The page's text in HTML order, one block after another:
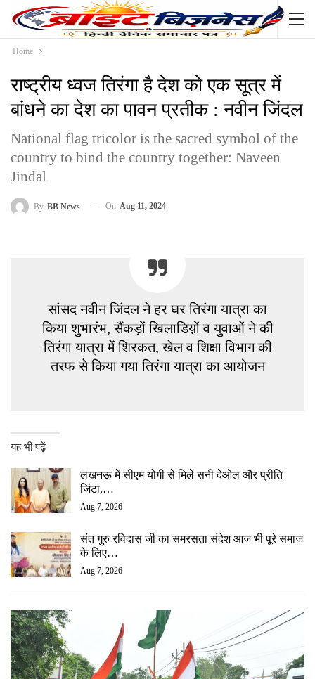
Home
राष्ट्रीय ध्वज तिरंगा है देश को एक सूत्र में
बांधने का देश का पावन प्रतीक : नवीन जिंदल
National flag tricolor is the sacred symbol of the
country to bind the country together: Naveen
Jindal
By BB News On Aug 11, 2024
सांसद नवीन जिंदल ने हर घर तिरंगा यात्रा का
किया शुभारंभ, सैंकड़ों खिलाडिय़ों व युवाओं ने की
तिरंगा यात्रा में शिरकत, खेल व शिक्षा विभाग की
तरफ से किया गया तिरंगा यात्रा का आयोजन
यह भी पढ़ें
लखनऊ में सीएम योगी से मिले सनी देओल और प्रीति
जिंटा,…
Aug 7, 2026
संत गुरु रविदास जी का समरसता संदेश आज भी पूरे समाज
के लिए…
Aug 7, 2026